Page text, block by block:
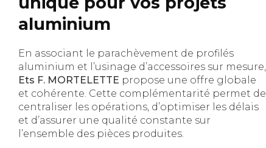
aluminium
En associant le parachèvement de profilés
aluminium et l’usinage d’accessoires sur mesure,
Ets F. MORTELETTE propose une offre globale
et cohérente. Cette complémentarité permet de
centraliser les opérations, d’optimiser les délais
et d’assurer une qualité constante sur
l’ensemble des pièces produites.